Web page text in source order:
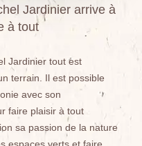
Jardinier arrive à
à tout
Jardinier tout est
terrain. Il est possible
avec son
faire plaisir à tout
sa passion de la nature
espaces verts et faire